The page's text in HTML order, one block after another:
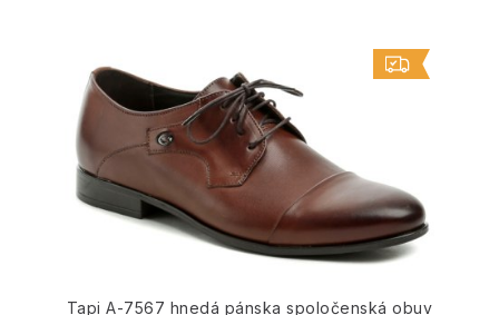
Tapi A-7567 hnedá pánska spoločenská obuv